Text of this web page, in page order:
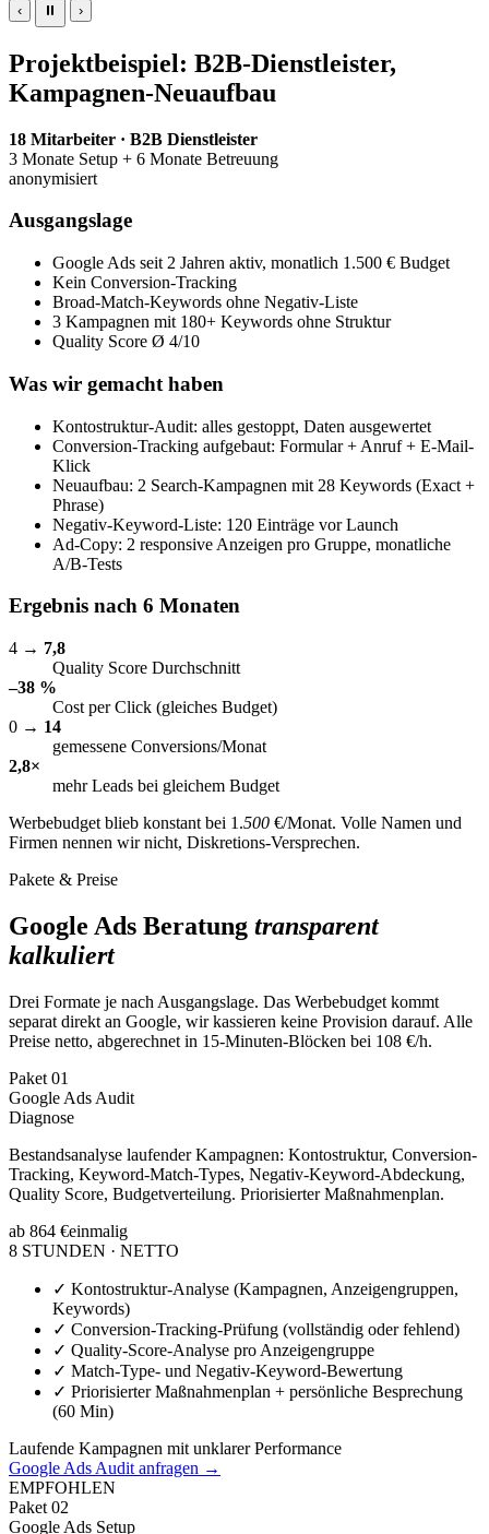
‹ ⏸ ›
Projektbeispiel: B2B-Dienstleister,
Kampagnen-Neuaufbau
18 Mitarbeiter · B2B Dienstleister
3 Monate Setup + 6 Monate Betreuung
anonymisiert
Ausgangslage
Google Ads seit 2 Jahren aktiv, monatlich 1.500 € Budget
Kein Conversion-Tracking
Broad-Match-Keywords ohne Negativ-Liste
3 Kampagnen mit 180+ Keywords ohne Struktur
Quality Score Ø 4/10
Was wir gemacht haben
Kontostruktur-Audit: alles gestoppt, Daten ausgewertet
Conversion-Tracking aufgebaut: Formular + Anruf + E-Mail-
Klick
Neuaufbau: 2 Search-Kampagnen mit 28 Keywords (Exact +
Phrase)
Negativ-Keyword-Liste: 120 Einträge vor Launch
Ad-Copy: 2 responsive Anzeigen pro Gruppe, monatliche
A/B-Tests
Ergebnis nach 6 Monaten
4 → 7,8
Quality Score Durchschnitt
–38 %
Cost per Click (gleiches Budget)
0 → 14
gemessene Conversions/Monat
2,8×
mehr Leads bei gleichem Budget
Werbebudget blieb konstant bei 1.500 €/Monat. Volle Namen und
Firmen nennen wir nicht, Diskretions-Versprechen.
Pakete & Preise
Google Ads Beratung transparent
kalkuliert
Drei Formate je nach Ausgangslage. Das Werbebudget kommt
separat direkt an Google, wir kassieren keine Provision darauf. Alle
Preise netto, abgerechnet in 15-Minuten-Blöcken bei 108 €/h.
Paket 01
Google Ads Audit
Diagnose
Bestandsanalyse laufender Kampagnen: Kontostruktur, Conversion-
Tracking, Keyword-Match-Types, Negativ-Keyword-Abdeckung,
Quality Score, Budgetverteilung. Priorisierter Maßnahmenplan.
ab 864 €einmalig
8 STUNDEN · NETTO
✓ Kontostruktur-Analyse (Kampagnen, Anzeigengruppen,
Keywords)
✓ Conversion-Tracking-Prüfung (vollständig oder fehlend)
✓ Quality-Score-Analyse pro Anzeigengruppe
✓ Match-Type- und Negativ-Keyword-Bewertung
✓ Priorisierter Maßnahmenplan + persönliche Besprechung
(60 Min)
Laufende Kampagnen mit unklarer Performance
Google Ads Audit anfragen →
EMPFOHLEN
Paket 02
Google Ads Setup